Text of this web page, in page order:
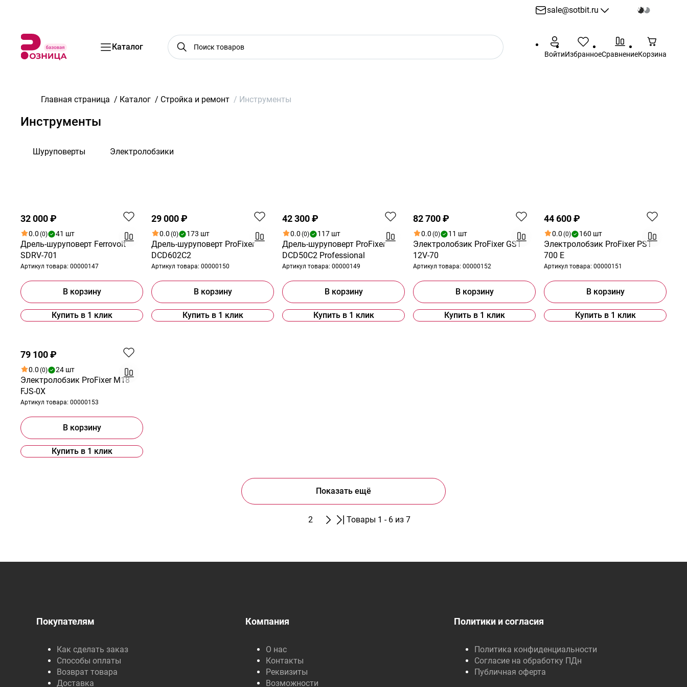
sale@sotbit.ru
sale@sotbit.ru
Каталог
ВойтиИзбранноеСравнениеКорзина
Главная страница / Каталог / Стройка и ремонт / Инструменты
Инструменты
Шуруповерты Электролобзики
32 000 ₽
0.0 (0) 41 шт
Дрель-шуруповерт Ferrovolt
SDRV-701
Артикул товара: 00000147
В корзину
Купить в 1 клик
29 000 ₽
0.0 (0) 173 шт
Дрель-шуруповерт ProFixer
DCD602С2
Артикул товара: 00000150
В корзину
Купить в 1 клик
42 300 ₽
0.0 (0) 117 шт
Дрель-шуруповерт ProFixer
DCD50С2 Professional
Артикул товара: 00000149
В корзину
Купить в 1 клик
82 700 ₽
0.0 (0) 11 шт
Электролобзик ProFixer GST
12V-70
Артикул товара: 00000152
В корзину
Купить в 1 клик
44 600 ₽
0.0 (0) 160 шт
Электролобзик ProFixer PST
700 E
Артикул товара: 00000151
В корзину
Купить в 1 клик
79 100 ₽
0.0 (0) 24 шт
Электролобзик ProFixer M18
FJS-0X
Артикул товара: 00000153
В корзину
Купить в 1 клик
Показать ещё
2 Товары 1 - 6 из 7
Покупателям
Как сделать заказ
Способы оплаты
Возврат товара
Доставка
Компания
О нас
Контакты
Реквизиты
Возможности
Политики и согласия
Политика конфиденциальности
Согласие на обработку ПДн
Публичная оферта